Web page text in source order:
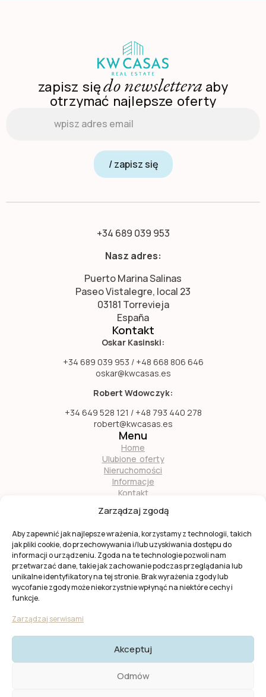
Zarządzaj zgodą
Aby zapewnić jak najlepsze wrażenia, korzystamy z technologii, takich
jak pliki cookie, do przechowywania i/lub uzyskiwania dostępu do
informacji o urządzeniu. Zgoda na te technologie pozwoli nam
przetwarzać dane, takie jak zachowanie podczas przeglądania lub
unikalne identyfikatory na tej stronie. Brak wyrażenia zgody lub
wycofanie zgody może niekorzystnie wpłynąć na niektóre cechy i
funkcje.
Zarządzaj serwisami
Akceptuj
Odmów
zapisz siędo newslettera aby
otrzymać najlepsze oferty
/ zapisz się
+34 689 039 953
Nasz adres:
Puerto Marina Salinas
Paseo Vistalegre, local 23
03181 Torrevieja
España
Kontakt
Oskar Kasinski:
+34 689 039 953 / +48 668 806 646
oskar@kwcasas.es
Robert Wdowczyk:
+34 649 528 121 / +48 793 440 278
robert@kwcasas.es
Menu
Home
Ulubione oferty
Nieruchomości
Informacje
Kontakt
Zostań naszym partnerem
Ta strona jest chroniona przez
Prywatności I Cookies